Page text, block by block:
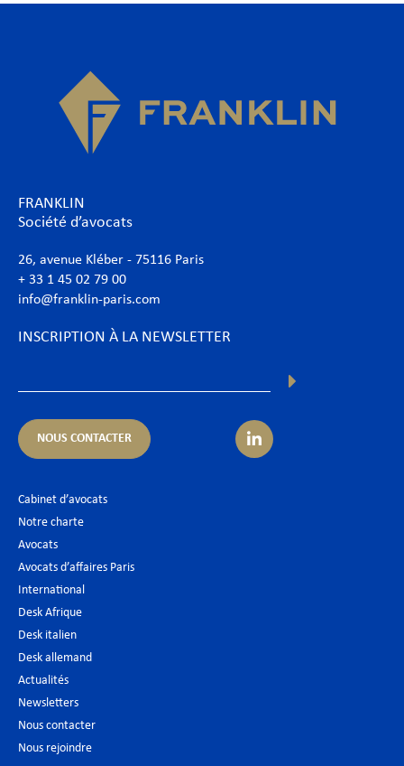
FRANKLIN
Société d’avocats
26, avenue Kléber - 75116 Paris
+ 33 1 45 02 79 00
info@franklin-paris.com
INSCRIPTION À LA NEWSLETTER
NOUS CONTACTER
Cabinet d’avocats
Notre charte
Avocats
Avocats d’affaires Paris
International
Desk Afrique
Desk italien
Desk allemand
Actualités
Newsletters
Nous contacter
Nous rejoindre